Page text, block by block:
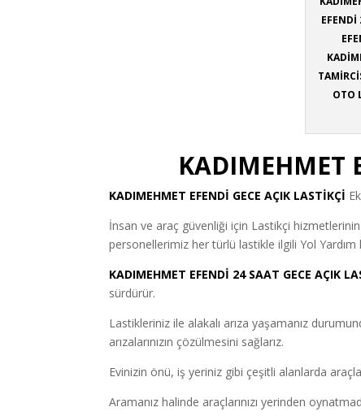
EFENDİ
OTO
KADIMEHMET
KADIMEHMET EFENDİ GECE AÇIK LASTİKÇİ
İnsan ve araç güvenliği için Lastikçi
personellerimiz her türlü lastikle ilgili Yol
KADIMEHMET EFENDİ 24 SAAT GECE AÇIK
sürdürür.
Lastikleriniz ile alakalı arıza yaşamanız
arızalarınızın çözülmesini sağlarız.
Evinizin önü, iş yeriniz gibi çeşitli alanlarda
Aramanız halinde araçlarınızı yerinden